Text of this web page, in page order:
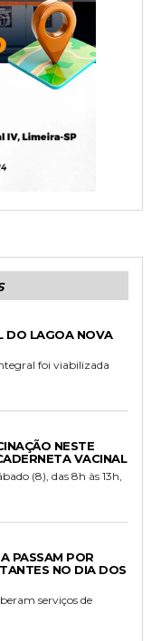
DO LAGOA NOVA
foi viabilizada
NESTE
VACINAL
(8), das 8h às 13h,
PASSAM POR
NO DIA DOS
serviços de